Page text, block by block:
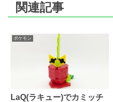
関連記事
ポケモン
LaQ(ラキュー)でカミッチ